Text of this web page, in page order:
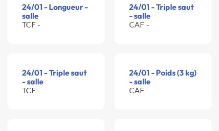
24/01 - Longueur -
salle
TCF -
24/01 - Triple saut
- salle
CAF -
24/01 - Triple saut
- salle
TCF -
24/01 - Poids (3 kg)
- salle
CAF -